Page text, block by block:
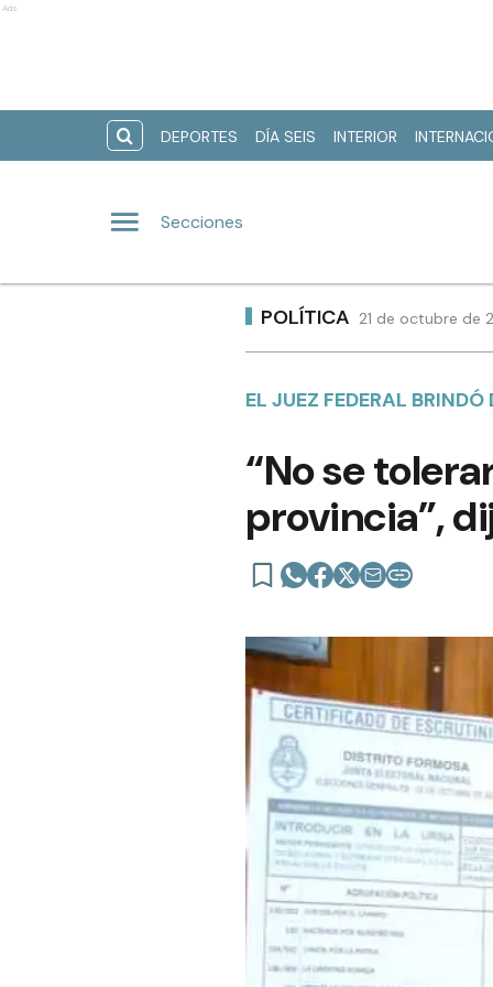
Ads
DEPORTES DÍA SEIS INTERIOR
Secciones
POLÍTICA 21 de octubre de
EL JUEZ FEDERAL
“No se
provincia”,